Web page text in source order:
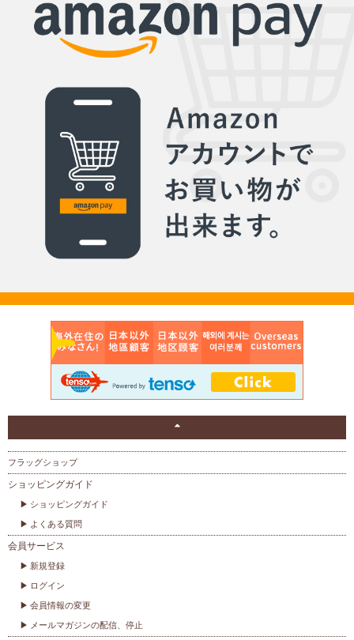
フラッグショップ
ショッピングガイド
ショッピングガイド
よくある質問
会員サービス
新規登録
ログイン
会員情報の変更
メールマガジンの配信、停止